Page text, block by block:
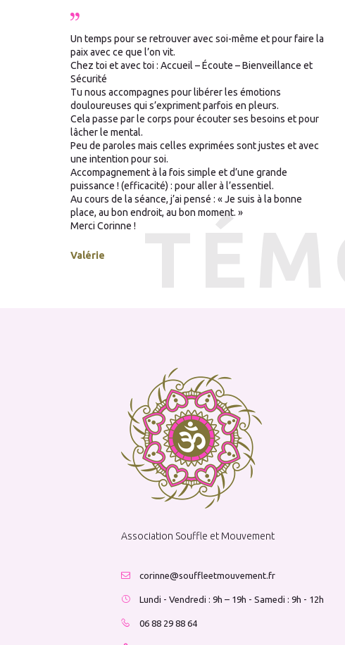
Un temps pour se retrouver avec soi-même et pour faire la
paix avec ce que l’on vit.
Chez toi et avec toi : Accueil – Écoute – Bienveillance et
Sécurité
Tu nous accompagnes pour libérer les émotions
douloureuses qui s’expriment parfois en pleurs.
Cela passe par le corps pour écouter ses besoins et pour
lâcher le mental.
Peu de paroles mais celles exprimées sont justes et avec
une intention pour soi.
Accompagnement à la fois simple et d’une grande
puissance ! (efficacité) : pour aller à l’essentiel.
Au cours de la séance, j’ai pensé : « Je suis à la bonne
place, au bon endroit, au bon moment. »
Merci Corinne !
Valérie
Association Souffle et Mouvement
corinne@souffleetmouvement.fr
Lundi - Vendredi : 9h – 19h - Samedi : 9h - 12h
06 88 29 88 64